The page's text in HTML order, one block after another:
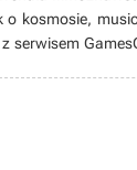
kosmosie,
serwisem
często